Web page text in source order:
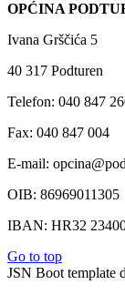
OPĆINA
Ivana Grščića 5
40 317 Podturen
Telefon: 040 847
Fax: 040 847 004
E-mail:
OIB: 86969011305
IBAN: HR32
Go to top
JSN Boot template